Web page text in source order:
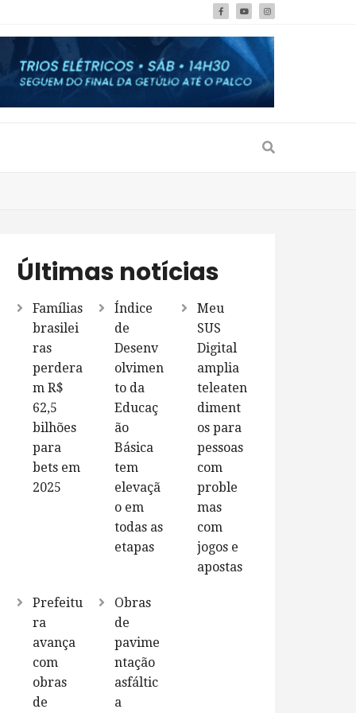
Últimas notícias
Famílias
brasilei
ras
perdera
m R$
62,5
bilhões
para
bets em
2025
Índice
de
Desenv
olvimen
to da
Educaç
ão
Básica
tem
elevaçã
o em
todas as
etapas
Meu
SUS
Digital
amplia
teleaten
diment
os para
pessoas
com
proble
mas
com
jogos e
apostas
Prefeitu
ra
avança
com
obras
de
Obras
de
pavime
ntação
asfáltic
a